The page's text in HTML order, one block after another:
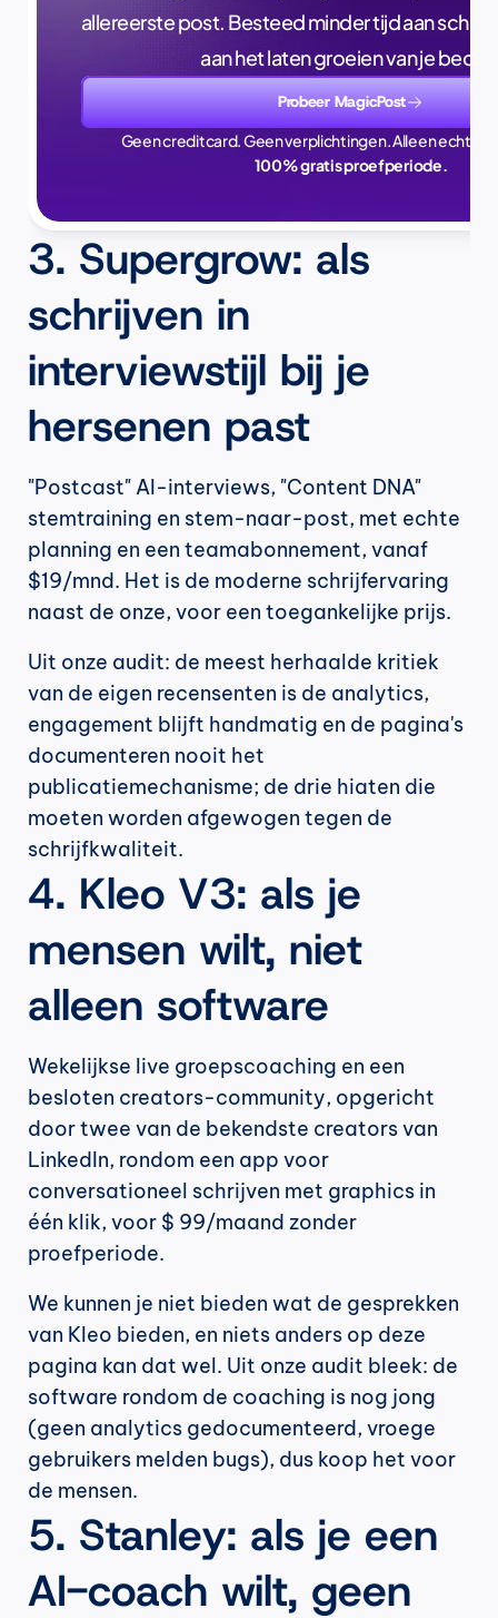
allereerste post. Besteed minder tijd aan
aan het laten groeien van je
Probeer MagicPost
Geen creditcard. Geen verplichtingen. Alleen echte
100% gratis proefperiode.
3. Supergrow: als
schrijven in
interviewstijl bij je
hersenen past
"Postcast" AI-interviews, "Content DNA"
stemtraining en stem-naar-post, met echte
planning en een teamabonnement, vanaf
$19/mnd. Het is de moderne schrijfervaring
naast de onze, voor een toegankelijke prijs.
Uit onze audit: de meest herhaalde kritiek
van de eigen recensenten is de analytics,
engagement blijft handmatig en de pagina's
documenteren nooit het
publicatiemechanisme; de drie hiaten die
moeten worden afgewogen tegen de
schrijfkwaliteit.
4. Kleo V3: als je
mensen wilt, niet
alleen software
Wekelijkse live groepscoaching en een
besloten creators-community, opgericht
door twee van de bekendste creators van
LinkedIn, rondom een app voor
conversationeel schrijven met graphics in
één klik, voor $ 99/maand zonder
proefperiode.
We kunnen je niet bieden wat de gesprekken
van Kleo bieden, en niets anders op deze
pagina kan dat wel. Uit onze audit bleek: de
software rondom de coaching is nog jong
(geen analytics gedocumenteerd, vroege
gebruikers melden bugs), dus koop het voor
de mensen.
5. Stanley: als je een
AI-coach wilt, geen